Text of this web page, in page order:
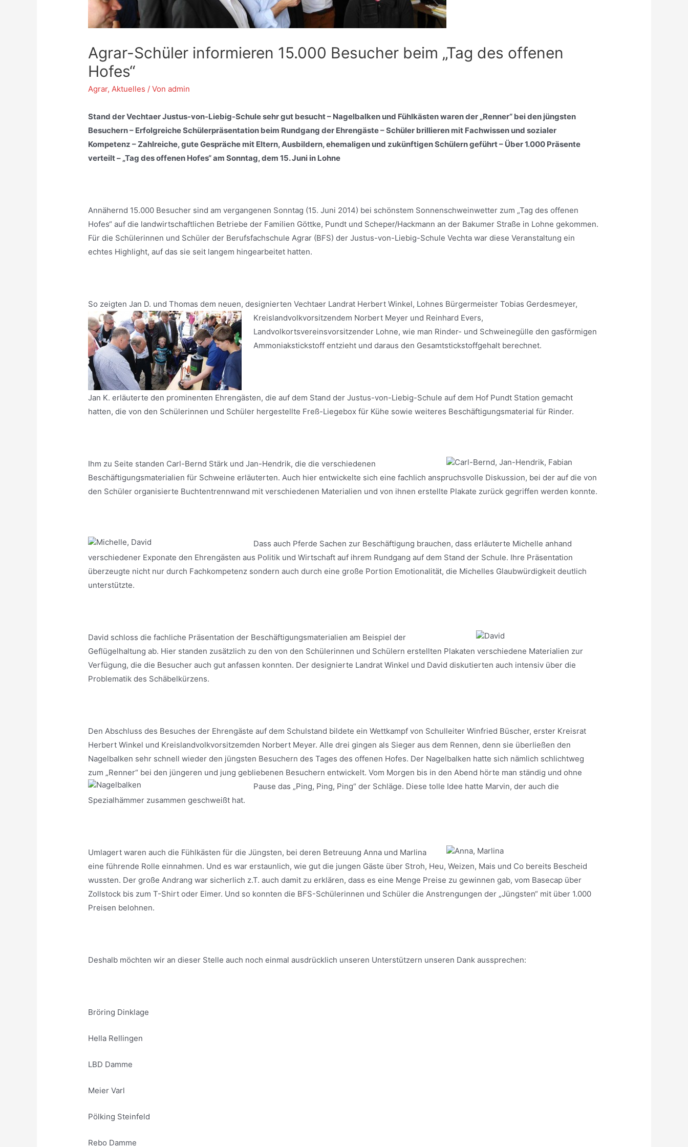
Agrar-Schüler informieren 15.000 Besucher beim „Tag des offenen
Hofes“
Agrar,Aktuelles / Vonadmin
Stand der Vechtaer Justus-von-Liebig-Schule sehr gut besucht – Nagelbalken und Fühlkästen waren der „Renner“ bei den jüngsten
Besuchern – Erfolgreiche Schülerpräsentation beim Rundgang der Ehrengäste – Schüler brillieren mit Fachwissen und sozialer
Kompetenz – Zahlreiche, gute Gespräche mit Eltern, Ausbildern, ehemaligen und zukünftigen Schülern geführt – Über 1.000 Präsente
verteilt – „Tag des offenen Hofes“ am Sonntag, dem 15. Juni in Lohne
Annähernd 15.000 Besucher sind am vergangenen Sonntag (15. Juni 2014) bei schönstem Sonnenschweinwetter zum „Tag des offenen
Hofes“ auf die landwirtschaftlichen Betriebe der Familien Göttke, Pundt und Scheper/Hackmann an der Bakumer Straße in Lohne gekommen.
Für die Schülerinnen und Schüler der Berufsfachschule Agrar (BFS) der Justus-von-Liebig-Schule Vechta war diese Veranstaltung ein
echtes Highlight, auf das sie seit langem hingearbeitet hatten.
So zeigten Jan D. und Thomas dem neuen, designierten Vechtaer Landrat Herbert Winkel, Lohnes Bürgermeister Tobias Gerdesmeyer,
Kreislandvolkvorsitzendem Norbert Meyer und Reinhard Evers,
Landvolkortsvereinsvorsitzender Lohne, wie man Rinder- und Schweinegülle den gasförmigen
Ammoniakstickstoff entzieht und daraus den Gesamtstickstoffgehalt berechnet.
Jan K. erläuterte den prominenten Ehrengästen, die auf dem Stand der Justus-von-Liebig-Schule auf dem Hof Pundt Station gemacht
hatten, die von den Schülerinnen und Schüler hergestellte Freß-Liegebox für Kühe sowie weiteres Beschäftigungsmaterial für Rinder.
Ihm zu Seite standen Carl-Bernd Stärk und Jan-Hendrik, die die verschiedenen
Beschäftigungsmaterialien für Schweine erläuterten. Auch hier entwickelte sich eine fachlich anspruchsvolle Diskussion, bei der auf die von
den Schüler organisierte Buchtentrennwand mit verschiedenen Materialien und von ihnen erstellte Plakate zurück gegriffen werden konnte.
Dass auch Pferde Sachen zur Beschäftigung brauchen, dass erläuterte Michelle anhand
verschiedener Exponate den Ehrengästen aus Politik und Wirtschaft auf ihrem Rundgang auf dem Stand der Schule. Ihre Präsentation
überzeugte nicht nur durch Fachkompetenz sondern auch durch eine große Portion Emotionalität, die Michelles Glaubwürdigkeit deutlich
unterstützte.
David schloss die fachliche Präsentation der Beschäftigungsmaterialien am Beispiel der
Geflügelhaltung ab. Hier standen zusätzlich zu den von den Schülerinnen und Schülern erstellten Plakaten verschiedene Materialien zur
Verfügung, die die Besucher auch gut anfassen konnten. Der designierte Landrat Winkel und David diskutierten auch intensiv über die
Problematik des Schäbelkürzens.
Den Abschluss des Besuches der Ehrengäste auf dem Schulstand bildete ein Wettkampf von Schulleiter Winfried Büscher, erster Kreisrat
Herbert Winkel und Kreislandvolkvorsitzemden Norbert Meyer. Alle drei gingen als Sieger aus dem Rennen, denn sie überließen den
Nagelbalken sehr schnell wieder den jüngsten Besuchern des Tages des offenen Hofes. Der Nagelbalken hatte sich nämlich schlichtweg
zum „Renner“ bei den jüngeren und jung gebliebenen Besuchern entwickelt. Vom Morgen bis in den Abend hörte man ständig undohne
Pause das „Ping, Ping, Ping“ der Schläge. Diese tolle Idee hatte Marvin, der auch die
Spezialhämmer zusammen geschweißt hat.
Umlagert waren auch die Fühlkästen für die Jüngsten, bei deren Betreuung Anna und Marlina
eine führende Rolle einnahmen. Und es war erstaunlich, wie gut die jungen Gäste über Stroh, Heu, Weizen, Mais und Co bereits Bescheid
wussten. Der große Andrang war sicherlich z.T. auch damit zu erklären, dass es eine Menge Preise zu gewinnen gab, vom Basecap über
Zollstock bis zum T-Shirt oder Eimer. Und so konnten die BFS-Schülerinnen und Schüler die Anstrengungen der „Jüngsten“ mit über 1.000
Preisen belohnen.
Deshalb möchten wir an dieser Stelle auch noch einmal ausdrücklich unseren Unterstützern unseren Dank aussprechen:
Bröring Dinklage
Hella Rellingen
LBD Damme
Meier Varl
Pölking Steinfeld
Rebo Damme